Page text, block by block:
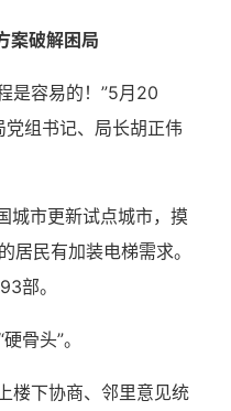
案破解困局
是容易的！”5月20
党组书记、局长胡正伟
城市更新试点城市，摸
民有加装电梯需求。
部。
骨头”。
楼下协商、邻里意见统